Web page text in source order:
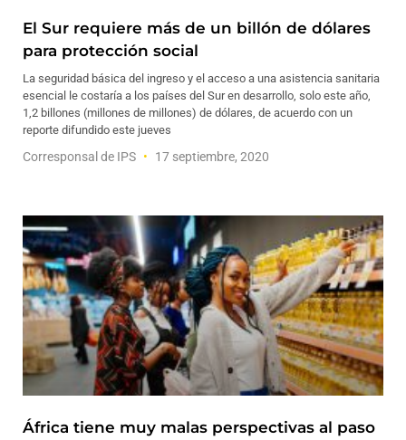
El Sur requiere más de un billón de dólares
para protección social
La seguridad básica del ingreso y el acceso a una asistencia sanitaria
esencial le costaría a los países del Sur en desarrollo, solo este año,
1,2 billones (millones de millones) de dólares, de acuerdo con un
reporte difundido este jueves
Corresponsal de IPS 17 septiembre, 2020
África tiene muy malas perspectivas al paso